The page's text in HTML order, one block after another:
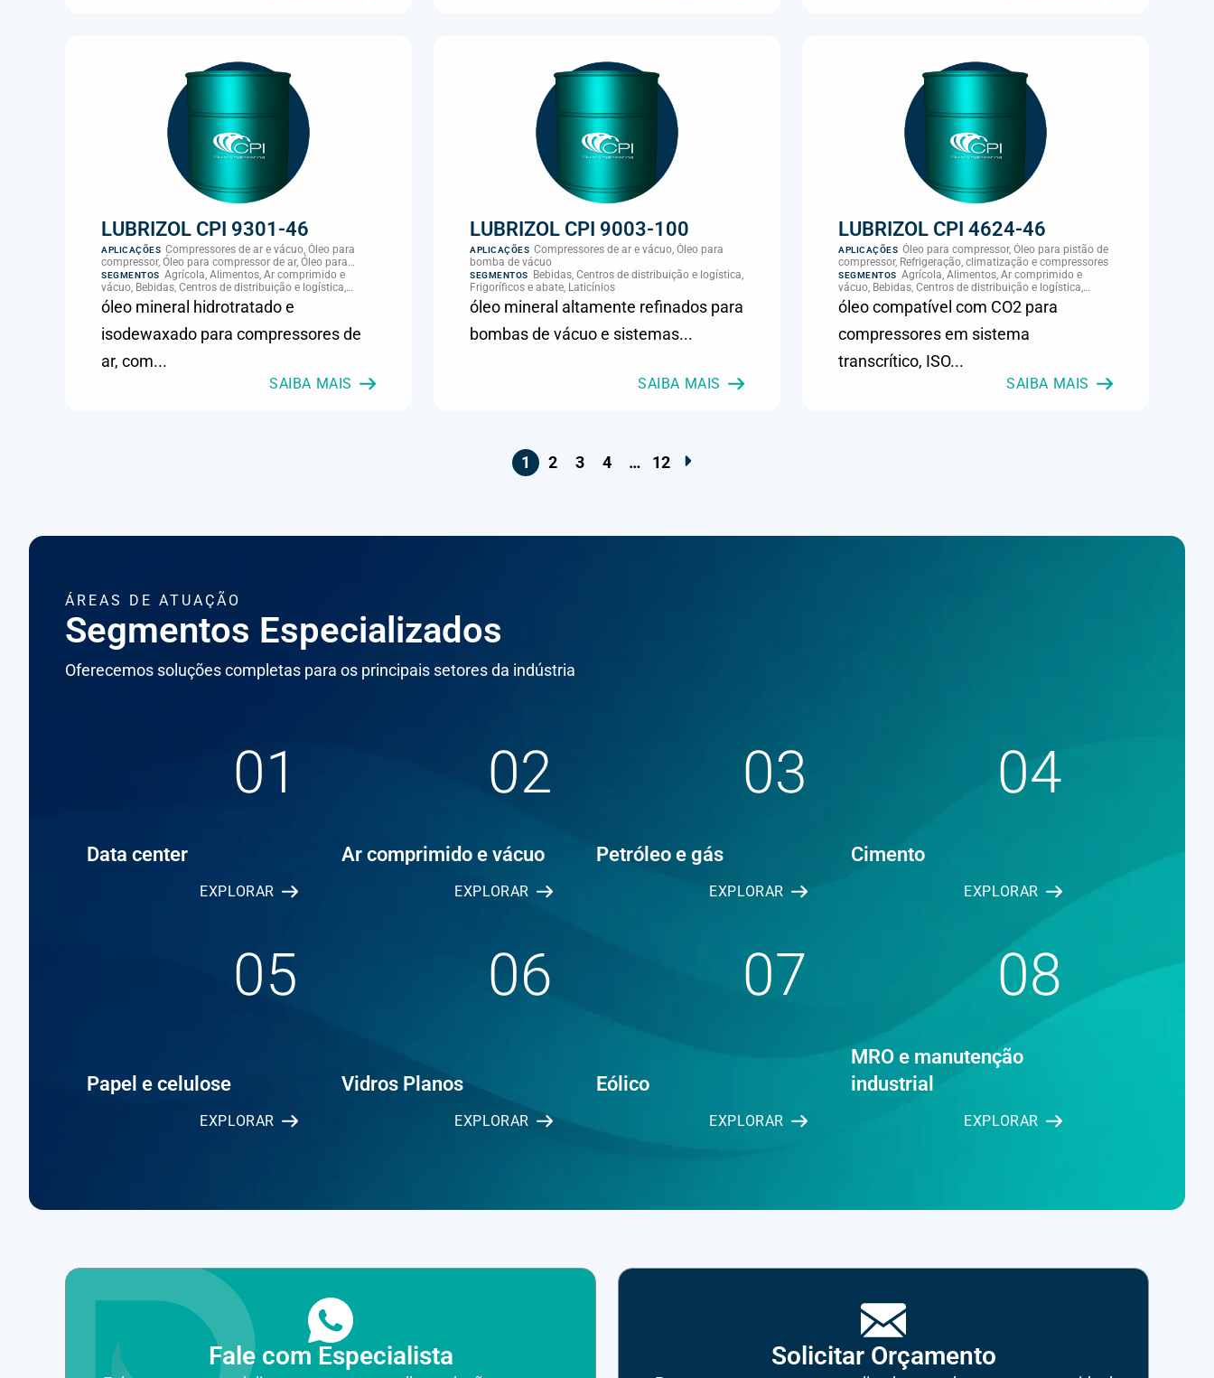
LUBRIZOL CPI 9301-46
APLICAÇÕES Compressores de ar e vácuo, Óleo para
compressor, Óleo para compressor de ar, Óleo para
palheta de compressor, Refrigeração, climatização e
compressores
SEGMENTOS Agrícola, Alimentos, Ar comprimido e
vácuo, Bebidas, Centros de distribuição e logística,
Cimento, Climatização e HVAC, Data center,
Eletroeletrônica, Embalagens e latas, Energia (geração),
Eólico, Farmacêutica e cosmética, Frigoríficos e abate,
Laticínios, Madeira e móveis, Metalmecânica, Metalurgia
Naval e portuário, Panificação, Papel e celulose,
Petróleo e gás, Pintura industrial, Plásticos e borracha,
Química e petroquímica, Refrigeração industrial,
óleo mineral hidrotratado e
isodewaxado para compressores de
ar, com...
SAIBA MAIS
LUBRIZOL CPI 9003-100
APLICAÇÕES Compressores de ar e vácuo, Óleo para
bomba de vácuo
SEGMENTOS
Bebidas, Centros de distribuição e logística,
Frigoríficos e abate, Laticínios
óleo mineral altamente refinados para
bombas de vácuo e sistemas...
SAIBA MAIS
LUBRIZOL CPI 4624-46
APLICAÇÕES Óleo para compressor, Óleo para pistão de
compressor, Refrigeração, climatização e compressores
SEGMENTOS Agrícola, Alimentos, Ar comprimido e
vácuo, Bebidas, Centros de distribuição e logística,
Cimento, Climatização e HVAC, Data center,
Eletroeletrônica, Embalagens e latas, Energia (geração),
Eólico, Farmacêutica e cosmética, Frigoríficos e abate,
Laticínios, Madeira e móveis, Metalmecânica, Metalurgia
e fundição, Mineração, MRO e manutenção industrial,
Naval e portuário, Panificação, Papel e celulose,
Petróleo e gás, Pintura industrial, Plásticos e borracha,
Química e petroquímica, Refrigeração industrial,
óleo compatível com CO2 para
compressores em sistema
transcrítico, ISO...
SAIBA MAIS
1 2 3 4 … 12
ÁREAS DE ATUAÇÃO
Segmentos Especializados
Oferecemos soluções completas para os principais setores da indústria
01
Data center
EXPLORAR
02
Ar comprimido e vácuo
EXPLORAR
03
Petróleo e gás
EXPLORAR
04
Cimento
EXPLORAR
05
Papel e celulose
EXPLORAR
06
Vidros Planos
EXPLORAR
07
Eólico
EXPLORAR
08
MRO e manutenção
industrial
EXPLORAR
Fale com Especialista Solicitar Orçamento